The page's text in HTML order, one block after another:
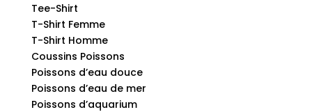
Tee-Shirt
T-Shirt Femme
T-Shirt Homme
Coussins Poissons
Poissons d’eau douce
Poissons d’eau de mer
Poissons d’aquarium